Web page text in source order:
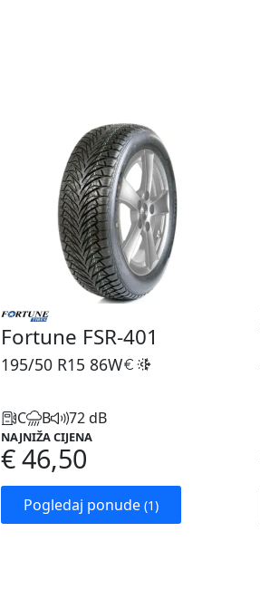
Fortune FSR-401
195/50 R15 86W
C B 72 dB
NAJNIŽA CIJENA
€ 46,50
Pogledaj ponude (1)